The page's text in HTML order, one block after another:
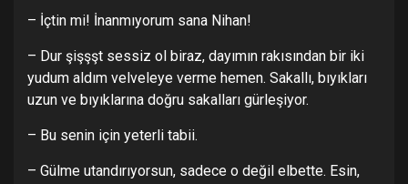
– İçtin mi! İnanmıyorum sana Nihan!
– Dur şişşşt sessiz ol biraz, dayımın rakısından bir iki
yudum aldım velveleye verme hemen. Sakallı, bıyıkları
uzun ve bıyıklarına doğru sakalları gürleşiyor.
– Bu senin için yeterli tabii.
– Gülme utandırıyorsun, sadece o değil elbette. Esin,